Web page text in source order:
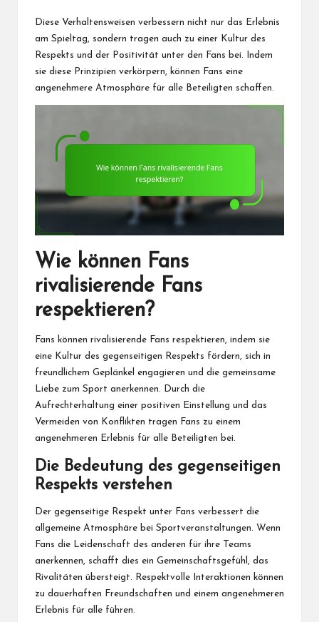
Diese Verhaltensweisen verbessern nicht nur das Erlebnis
am Spieltag, sondern tragen auch zu einer Kultur des
Respekts und der Positivität unter den Fans bei. Indem
sie diese Prinzipien verkörpern, können Fans eine
angenehmere Atmosphäre für alle Beteiligten schaffen.
Wie können Fans
rivalisierende Fans
respektieren?
Fans können rivalisierende Fans respektieren, indem sie
eine Kultur des gegenseitigen Respekts fördern, sich in
freundlichem Geplänkel engagieren und die gemeinsame
Liebe zum Sport anerkennen. Durch die
Aufrechterhaltung einer positiven Einstellung und das
Vermeiden von Konflikten tragen Fans zu einem
angenehmeren Erlebnis für alle Beteiligten bei.
Die Bedeutung des gegenseitigen
Respekts verstehen
Der gegenseitige Respekt unter Fans verbessert die
allgemeine Atmosphäre bei Sportveranstaltungen. Wenn
Fans die Leidenschaft des anderen für ihre Teams
anerkennen, schafft dies ein Gemeinschaftsgefühl, das
Rivalitäten übersteigt. Respektvolle Interaktionen können
zu dauerhaften Freundschaften und einem angenehmeren
Erlebnis für alle führen.